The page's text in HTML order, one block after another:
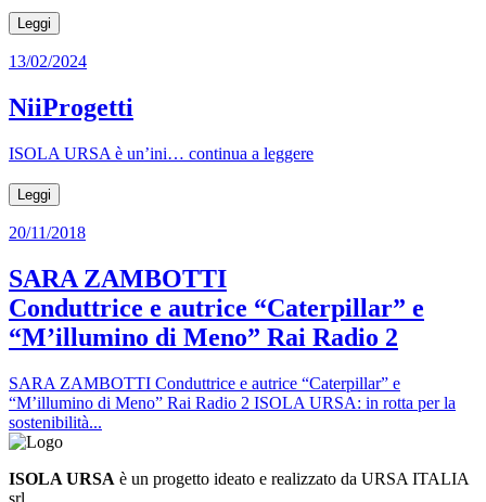
Leggi
13/02/2024
NiiProgetti
ISOLA URSA è un’ini… continua a leggere
Leggi
20/11/2018
SARA ZAMBOTTI
Conduttrice e autrice “Caterpillar” e
“M’illumino di Meno” Rai Radio 2
SARA ZAMBOTTI Conduttrice e autrice “Caterpillar” e
“M’illumino di Meno” Rai Radio 2 ISOLA URSA: in rotta per la
sostenibilità...
ISOLA URSA è un progetto ideato e realizzato da URSA ITALIA
srl